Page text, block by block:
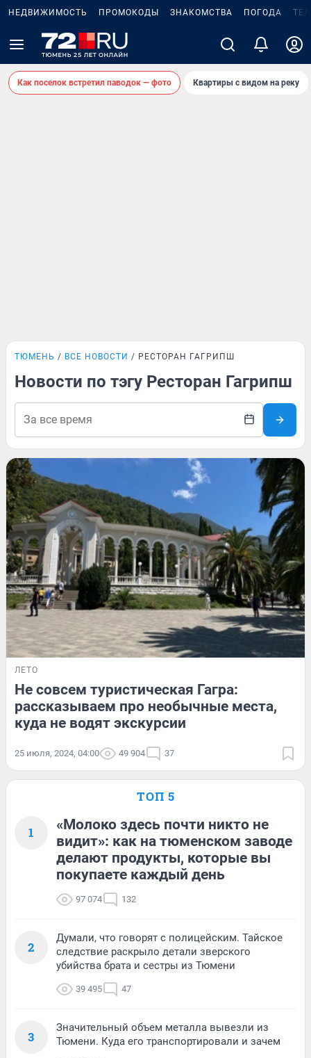
НЕДВИЖИМОСТЬ ПРОМОКОДЫ ЗНАКОМСТВА ПОГОДА
Как поселок встретил паводок — фото Квартиры с видом на реку
ТЮМЕНЬ ВСЕ НОВОСТИ РЕСТОРАН ГАГРИПШ
Новости по тэгу Ресторан Гагрипш
ЛЕТО
Не совсем туристическая Гагра:
рассказываем про необычные места,
куда не водят экскурсии
25 июля, 2024, 04:00 49 904 37
ТОП 5
1
«Молоко здесь почти никто не
видит»: как на тюменском заводе
делают продукты, которые вы
покупаете каждый день
97 074 132
2
Думали, что говорят с полицейским. Тайское
следствие раскрыло детали зверского
убийства брата и сестры из Тюмени
39 495 47
3
Значительный объем металла вывезли из
Тюмени. Куда его транспортировали и зачем